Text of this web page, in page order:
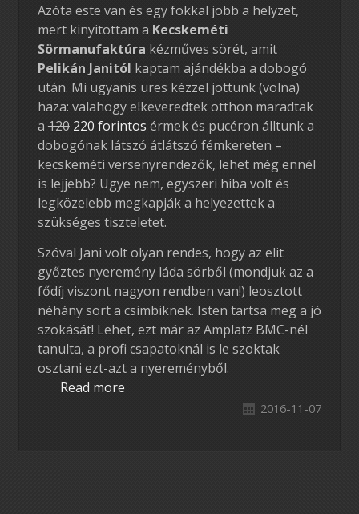
Azóta este van és egy fokkal jobb a helyzet,
mert kinyitottam a Kecskeméti
Sörmanufaktúra kézműves sörét, amit
Pelikán Janitól kaptam ajándékba a dobogó
után. Mi ugyanis üres kézzel jöttünk (volna)
haza: valahogyelkeveredtekotthon maradtak
a120 220 forintos érmek és pucéron álltunk a
dobogónak látszó átlátszó fémkereten –
kecskeméti versenyrendezők, lehet még ennél
is lejjebb? Ugye nem, egyszeri hiba volt és
legközelebb megkapják a helyezettek a
szükséges tiszteletet.
Szóval Jani volt olyan rendes, hogy az elit
győztes nyeremény láda sörből (mondjuk az a
fődíj viszont nagyon rendben van!) leosztott
néhány sört a csimbiknek. Isten tartsa meg a jó
szokását! Lehet, ezt már az Amplatz BMC-nél
tanulta, a profi csapatoknál is le szoktak
osztani ezt-azt a nyereményből.
Read more
2016-11-07